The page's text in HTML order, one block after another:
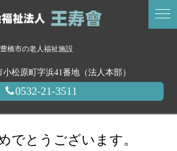
橋市の老人福祉施設
松原町字浜41番地（法人本部）
0532-21-3511
でとうございます。